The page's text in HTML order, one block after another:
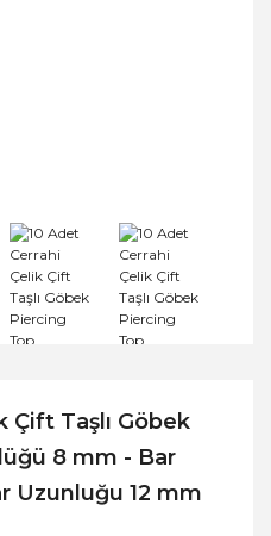
Çift Taşlı Göbek
8 mm - Bar
Uzunluğu 12 mm